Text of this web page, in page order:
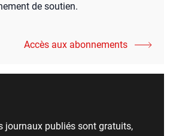
de soutien.
Accès aux abonnements
journaux publiés sont gratuits,